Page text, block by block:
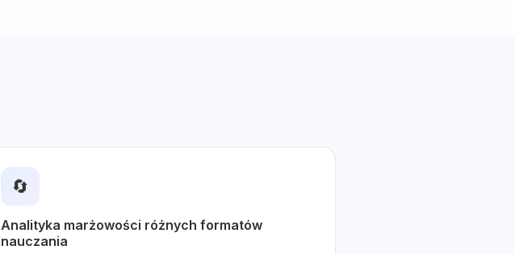
🔄
Analityka marżowości różnych formatów
nauczania